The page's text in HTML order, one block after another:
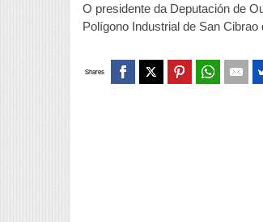
O presidente da Deputación de
Polígono Industrial de San
Shares